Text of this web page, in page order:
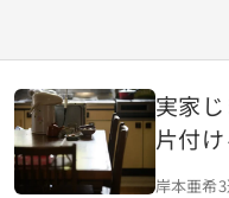
実家
片付
き現実
岸本亜希